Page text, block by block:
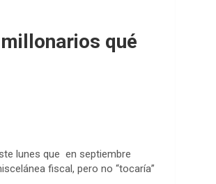
qué
lunes que en septiembre
fiscal, pero no “tocaría”